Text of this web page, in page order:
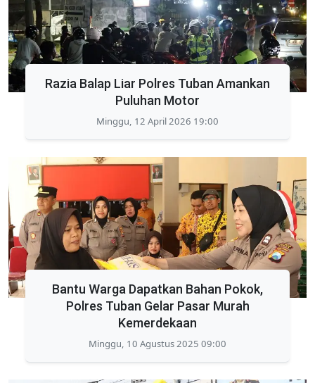
Razia Balap Liar Polres Tuban Amankan
Puluhan Motor
Minggu, 12 April 2026 19:00
Bantu Warga Dapatkan Bahan Pokok,
Polres Tuban Gelar Pasar Murah
Kemerdekaan
Minggu, 10 Agustus 2025 09:00